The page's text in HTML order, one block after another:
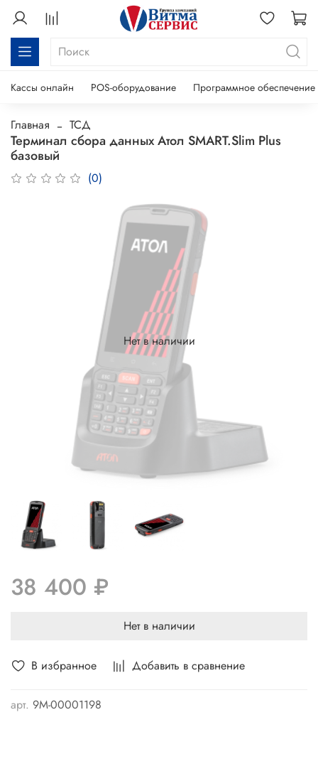
Кассы онлайн POS-оборудование Программное обеспечение
Главная ТСД
Терминал сбора данных Атол SMART.Slim Plus
базовый
(0)
В избранное Добавить в сравнение
арт. 9М-00001198
Нет в наличии
38 400 ₽
Нет в наличии